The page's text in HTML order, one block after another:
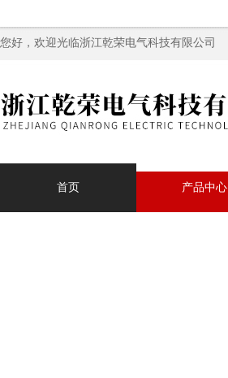
您好，欢迎光临浙江乾荣电气科技有限公司
首页 产品中心